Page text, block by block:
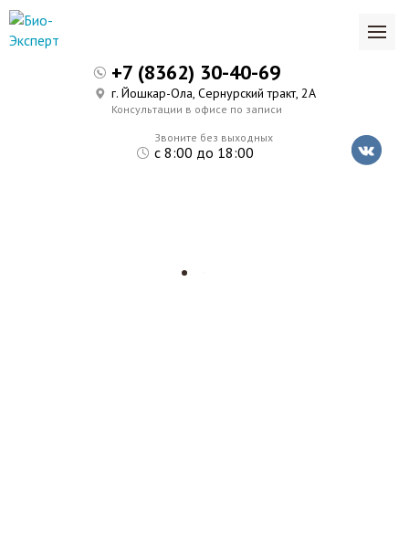
Звоните без выходных
с 8:00 до 18:00
+7 (8362) 30-40-69
г. Йошкар-Ола, Сернурский тракт, 2А
Консультации в офисе по записи